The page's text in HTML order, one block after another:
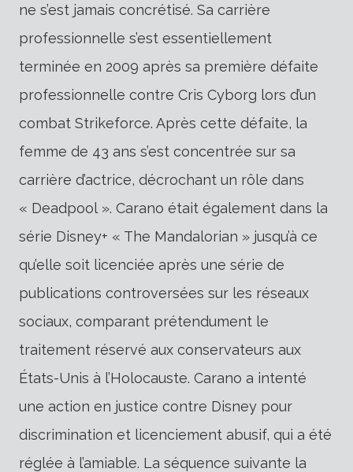
ne s’est jamais concrétisé. Sa carrière
professionnelle s’est essentiellement
terminée en 2009 après sa première défaite
professionnelle contre Cris Cyborg lors d’un
combat Strikeforce. Après cette défaite, la
femme de 43 ans s’est concentrée sur sa
carrière d’actrice, décrochant un rôle dans
« Deadpool ». Carano était également dans la
série Disney+ « The Mandalorian » jusqu’à ce
qu’elle soit licenciée après une série de
publications controversées sur les réseaux
sociaux, comparant prétendument le
traitement réservé aux conservateurs aux
États-Unis à l’Holocauste. Carano a intenté
une action en justice contre Disney pour
discrimination et licenciement abusif, qui a été
réglée à l’amiable. La séquence suivante la